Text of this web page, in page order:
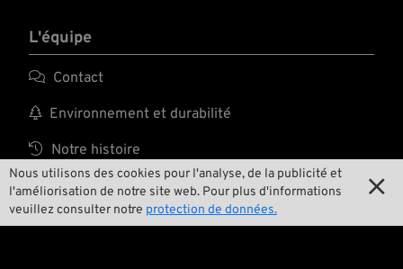
Nous utilisons des cookies pour l'analyse, de la publicité et
l'améliorisation de notre site web. Pour plus d'informations
veuillez consulter notre protection de données.

L'équipe
 Contact
 Environnement et durabilité
 Notre histoire
 Wrecking Crew